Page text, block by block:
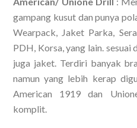
gampang kusut dan punya
Wearpack, Jaket Parka,
PDH, Korsa, yang lain. sesuai
juga jaket. Terdiri banyak
namun yang lebih kerap
American 1919 dan
komplit.